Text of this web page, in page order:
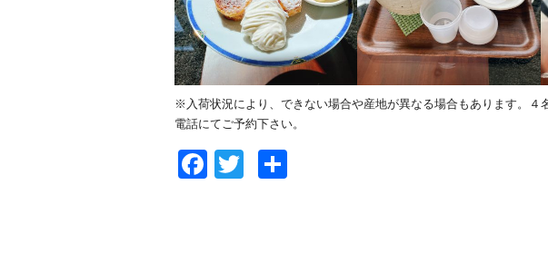
※入荷状況により、できない場合や産地が異なる場合もあります。４
電話にてご予約下さい。
Facebook
Twitter